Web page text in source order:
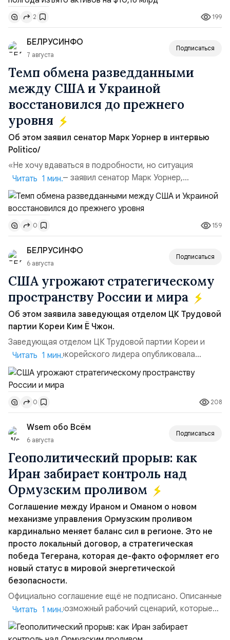
Всего зафиксировано 15 национализационных
транзакций, которые обеспечили 42,2% денежного
объёма всего российского рынка слияний и
поглощений. Крупнейшей ...
2 199
БЕЛРУСИНФО
7 августа
Подписаться
Темп обмена разведданными
между США и Украиной
восстановился до прежнего
уровня
Об этом заявил сенатор Марк Уорнер в интервью
Politico/
«Не хочу вдаваться в подробности, но ситуация
улучшилась», — заявил сенатор Марк Уорнер,
высокопоставленный член комитета по разведке,
добавив, что использование Украиной беспилотников и
ракет большой дальности позволило ей наносить
удары вглубь российской территории и укрепило её
позиции.Сотрудничество со стороны США стало
ключом к позитивному пов...
Читать 1 мин.
0 159
БЕЛРУСИНФО
6 августа
Подписаться
США угрожают стратегическому
пространству России и мира
Об этом заявила заведующая отделом ЦК Трудовой
партии Кореи Ким Ё Чжон.
Заведующая отделом ЦК Трудовой партии Кореи и
сестра северокорейского лидера опубликовала
заявление для прессы в ответ на проведение Токио
совместных с флотом США запусков крылатых ракет
Томагавк.«Япония отбросила обманчивую видимость
„исключительно оборонительной страны“ и выносит
вопрос о собственном ядерном вооружении на
всеобщее обозрение, одновреме...
Читать 1 мин.
0 208
Wsem обо Всём
6 августа
Подписаться
Геополитический прорыв: как
Иран забирает контроль над
Ормузским проливом
Соглашение между Ираном и Оманом о новом
механизме управления Ормузским проливом
кардинально меняет баланс сил в регионе. Это не
просто локальный договор, а стратегическая
победа Тегерана, которая де-факто оформляет его
новый статус в мировой энергетической
безопасности.
Официально соглашение ещё не подписано. Описанные
пункты — это возможный рабочий сценарий, которые
скорее всего будут реализованы.Разбираем ключевые
тезисы и последствия этого соглашения:. 1. Новые
Читать 1 мин.